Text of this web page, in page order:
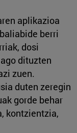
aplikazioa
berri
dosi
dituzten
zuen.
duten zeregin
gorde behar
kontzientzia,